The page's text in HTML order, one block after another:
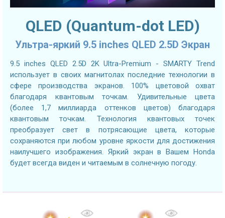
QLED (Quantum-dot LED)
Ультра-яркий 9.5 inches QLED 2.5D Экран
9.5 inches QLED 2.5D 2K Ultra-Premium - SMARTY Trend
использует в своих магнитолах последние технологии в
сфере производства экранов. 100% цветовой охват
благодаря квантовым точкам. Удивительные цвета
(более 1,7 миллиарда оттенков цветов) благодаря
квантовым точкам. Технология квантовых точек
преобразует свет в потрясающие цвета, которые
сохраняются при любом уровне яркости для достижения
наилучшего изображения. Яркий экран в Вашем Honda
будет всегда виден и читаемым в солнечную погоду.